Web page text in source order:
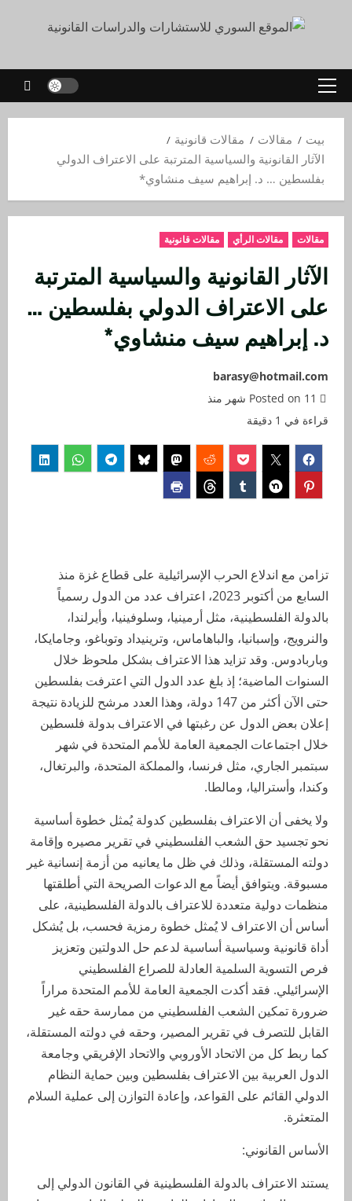
بيت مقالات
مقالات قانونية
الآثار القانونية والسياسية المترتبة على الاعتراف الدولي
بفلسطين … د. إبراهيم سيف منشاوي*
مقالات مقالات الرأي مقالات قانونية
الآثار القانونية والسياسية المترتبة
على الاعتراف الدولي بفلسطين …
د. إبراهيم سيف منشاوي*
barasy@hotmail.com
قراءة في 1 دقيقة
تزامن مع اندلاع الحرب الإسرائيلية على قطاع غزة منذ
السابع من أكتوبر 2023، اعتراف عدد من الدول رسمياً
بالدولة الفلسطينية، مثل أرمينيا، وسلوفينيا، وأيرلندا،
والنرويج، وإسبانيا، والباهاماس، وترينيداد وتوباغو، وجامايكا،
وباربادوس. وقد تزايد هذا الاعتراف بشكل ملحوظ خلال
السنوات الماضية؛ إذ بلغ عدد الدول التي اعترفت بفلسطين
حتى الآن أكثر من 147 دولة، وهذا العدد مرشح للزيادة نتيجة
إعلان بعض الدول عن رغبتها في الاعتراف بدولة فلسطين
خلال اجتماعات الجمعية العامة للأمم المتحدة في شهر
سبتمبر الجاري، مثل فرنسا، والمملكة المتحدة، والبرتغال،
وكندا، وأستراليا، ومالطا.
ولا يخفى أن الاعتراف بفلسطين كدولة يُمثل خطوة أساسية
نحو تجسيد حق الشعب الفلسطيني في تقرير مصيره وإقامة
دولته المستقلة، وذلك في ظل ما يعانيه من أزمة إنسانية غير
مسبوقة. ويتوافق أيضاً مع الدعوات الصريحة التي أطلقتها
منظمات دولية متعددة للاعتراف بالدولة الفلسطينية، على
أساس أن الاعتراف لا يُمثل خطوة رمزية فحسب، بل يُشكل
أداة قانونية وسياسية أساسية لدعم حل الدولتين وتعزيز
فرص التسوية السلمية العادلة للصراع الفلسطيني
الإسرائيلي. فقد أكدت الجمعية العامة للأمم المتحدة مراراً
ضرورة تمكين الشعب الفلسطيني من ممارسة حقه غير
القابل للتصرف في تقرير المصير، وحقه في دولته المستقلة،
كما ربط كل من الاتحاد الأوروبي والاتحاد الإفريقي وجامعة
الدول العربية بين الاعتراف بفلسطين وبين حماية النظام
الدولي القائم على القواعد، وإعادة التوازن إلى عملية السلام
المتعثرة.
الأساس القانوني:
يستند الاعتراف بالدولة الفلسطينية في القانون الدولي إلى